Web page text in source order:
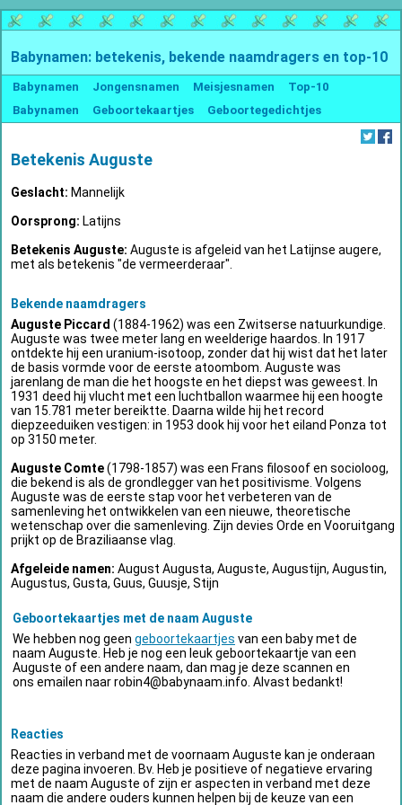
Babynamen: betekenis, bekende naamdragers en top-10
Babynamen Jongensnamen Meisjesnamen
Top-10
Babynamen
Geboortekaartjes Geboortegedichtjes
Betekenis Auguste
Geslacht: Mannelijk
Oorsprong: Latijns
Betekenis Auguste: Auguste is afgeleid van het Latijnse augere,
met als betekenis "de vermeerderaar".
Bekende naamdragers
Auguste Piccard (1884-1962) was een Zwitserse natuurkundige.
Auguste was twee meter lang en weelderige haardos. In 1917
ontdekte hij een uranium-isotoop, zonder dat hij wist dat het later
de basis vormde voor de eerste atoombom. Auguste was
jarenlang de man die het hoogste en het diepst was geweest. In
1931 deed hij vlucht met een luchtballon waarmee hij een hoogte
van 15.781 meter bereiktte. Daarna wilde hij het record
diepzeeduiken vestigen: in 1953 dook hij voor het eiland Ponza tot
op 3150 meter.
Auguste Comte(1798-1857) was een Frans filosoof en socioloog,
die bekend is als de grondlegger van het positivisme. Volgens
Auguste was de eerste stap voor het verbeteren van de
samenleving het ontwikkelen van een nieuwe, theoretische
wetenschap over die samenleving. Zijn devies Orde en Vooruitgang
prijkt op de Braziliaanse vlag.
Afgeleide namen: August Augusta, Auguste, Augustijn, Augustin,
Augustus, Gusta, Guus, Guusje, Stijn
Geboortekaartjes met de naam Auguste
We hebben nog geen geboortekaartjes van een baby met de
naam Auguste. Heb je nog een leuk geboortekaartje van een
Auguste of een andere naam, dan mag je deze scannen en
ons emailen naarrobin4@babynaam.info . Alvast bedankt!
Reacties
Reacties in verband met de voornaam Auguste kan je onderaan
deze pagina invoeren. Bv. Heb je positieve of negatieve ervaring
met de naam Auguste of zijn er aspecten in verband met deze
naam die andere ouders kunnen helpen bij de keuze van een